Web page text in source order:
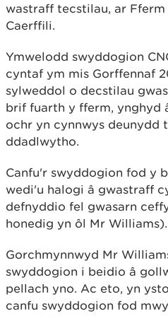
wastraff tecstilau, ar Fferm
Caerffili.
Ymwelodd swyddogion
cyntaf ym mis Gorffennaf
sylweddol o decstilau
brif fuarth y fferm, ynghyd
ochr yn cynnwys deunydd
ddadlwytho.
Canfu'r swyddogion fod y
wedi'u halogi â gwastraff
defnyddio fel gwasarn
honedig yn ôl Mr Williams).
Gorchmynnwyd Mr
swyddogion i beidio â
pellach yno. Ac eto, yn
canfu swyddogion fod